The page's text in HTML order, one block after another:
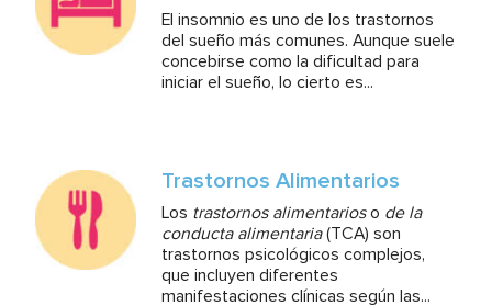
El insomnio es uno de los trastornos
del sueño más comunes. Aunque suele
concebirse como la dificultad para
iniciar el sueño, lo cierto es...
Trastornos Alimentarios
Los trastornos alimentarioso de la
conducta alimentaria(TCA) son
trastornos psicológicos complejos,
que incluyen diferentes
manifestaciones clínicas según las...